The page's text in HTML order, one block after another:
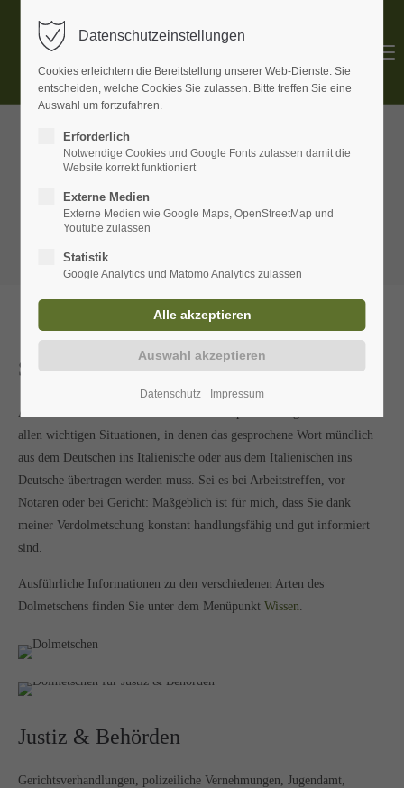
Dolmetschen
Simultan, konsekutiv oder auf Distanz
Als Dolmetscherin unterstütze ich Sie kompetent und gewissenhaft in
allen wichtigen Situationen, in denen das gesprochene Wort mündlich
aus dem Deutschen ins Italienische oder aus dem Italienischen ins
Deutsche übertragen werden muss. Sei es bei Arbeitstreffen, vor
Notaren oder bei Gericht: Maßgeblich ist für mich, dass Sie dank
meiner Verdolmetschung konstant handlungsfähig und gut informiert
sind.
Ausführliche Informationen zu den verschiedenen Arten des
Dolmetschens finden Sie unter dem Menüpunkt Wissen.
Justiz & Behörden
Gerichtsverhandlungen, polizeiliche Vernehmungen, Jugendamt,
Datenschutzeinstellungen
Cookies erleichtern die Bereitstellung unserer Web-Dienste. Sie
entscheiden, welche Cookies Sie zulassen. Bitte treffen Sie eine
Auswahl um fortzufahren.
Erforderlich
Notwendige Cookies und Google Fonts zulassen damit die
Website korrekt funktioniert
Externe Medien
Externe Medien wie Google Maps, OpenStreetMap und
Youtube zulassen
Statistik
Google Analytics und Matomo Analytics zulassen
Datenschutz Impressum